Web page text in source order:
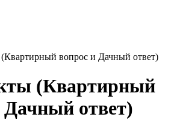
вопрос и Дачный ответ)
(Квартирный
Дачный ответ)